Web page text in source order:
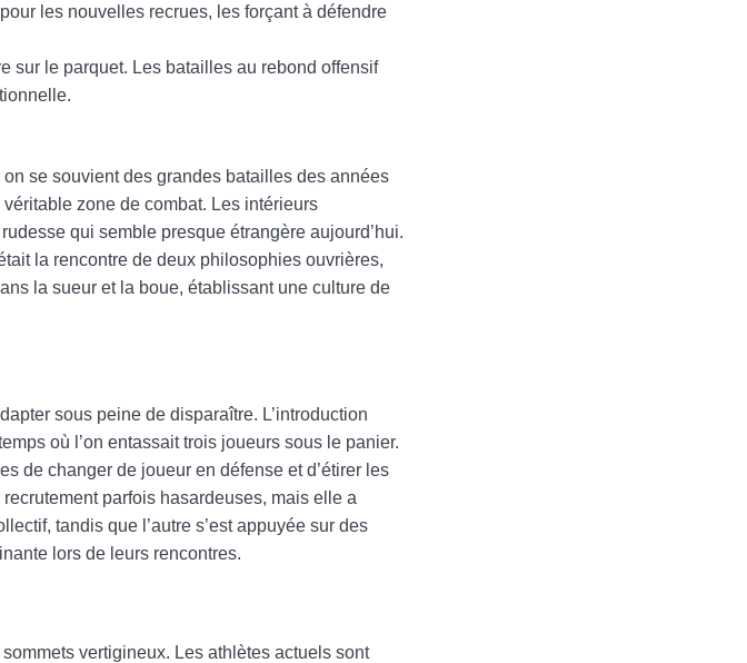
les nouvelles recrues, les forçant à défendre
sur le parquet. Les batailles au rebond offensif
se souvient des grandes batailles des années
zone de combat. Les intérieurs
qui semble presque étrangère aujourd’hui.
la rencontre de deux philosophies ouvrières,
la sueur et la boue, établissant une culture de
sous peine de disparaître. L’introduction
où l’on entassait trois joueurs sous le panier.
de changer de joueur en défense et d’étirer les
parfois hasardeuses, mais elle a
tandis que l’autre s’est appuyée sur des
lors de leurs rencontres.
vertigineux. Les athlètes actuels sont